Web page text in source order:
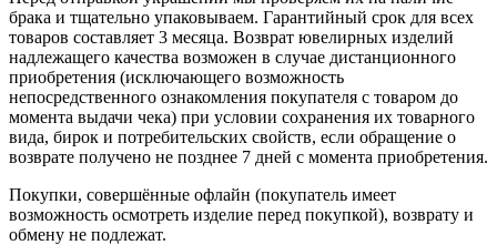
брака и тщательно упаковываем. Гарантийный срок для всех
товаров составляет 3 месяца. Возврат ювелирных изделий
надлежащего качества возможен в случае дистанционного
приобретения (исключающего возможность
непосредственного ознакомления покупателя с товаром до
момента выдачи чека) при условии сохранения их товарного
вида, бирок и потребительских свойств, если обращение о
возврате получено не позднее 7 дней с момента приобретения.
Покупки, совершённые офлайн (покупатель имеет
возможность осмотреть изделие перед покупкой), возврату и
обмену не подлежат.